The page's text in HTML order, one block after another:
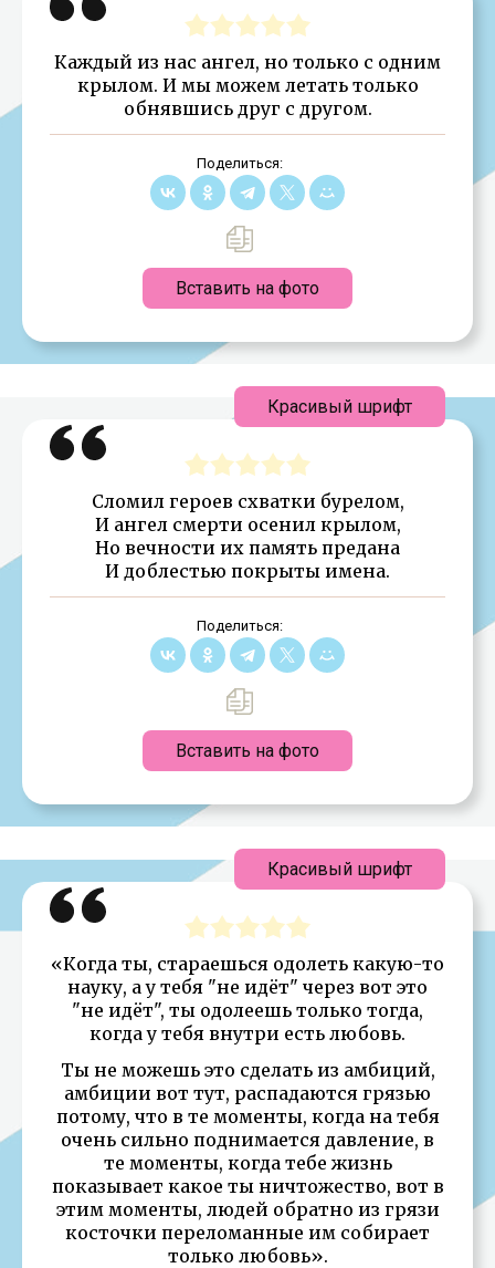
Каждый из нас ангел, но только с одним
крылом. И мы можем летать только
обнявшись друг с другом.
Поделиться:
Вставить на фото
Сломил героев схватки бурелом,
И ангел смерти осенил крылом,
Но вечности их память предана
И доблестью покрыты имена.
Поделиться:
Вставить на фото
Красивый шрифт
«Когда ты, стараешься одолеть какую-то
науку, а у тебя "не идёт" через вот это
"не идёт", ты одолеешь только тогда,
когда у тебя внутри есть любовь.
Ты не можешь это сделать из амбиций,
амбиции вот тут, распадаются грязью
потому, что в те моменты, когда на тебя
очень сильно поднимается давление, в
те моменты, когда тебе жизнь
показывает какое ты ничтожество, вот в
этим моменты, людей обратно из грязи
косточки переломанные им собирает
только любовь».
Красивый шрифт